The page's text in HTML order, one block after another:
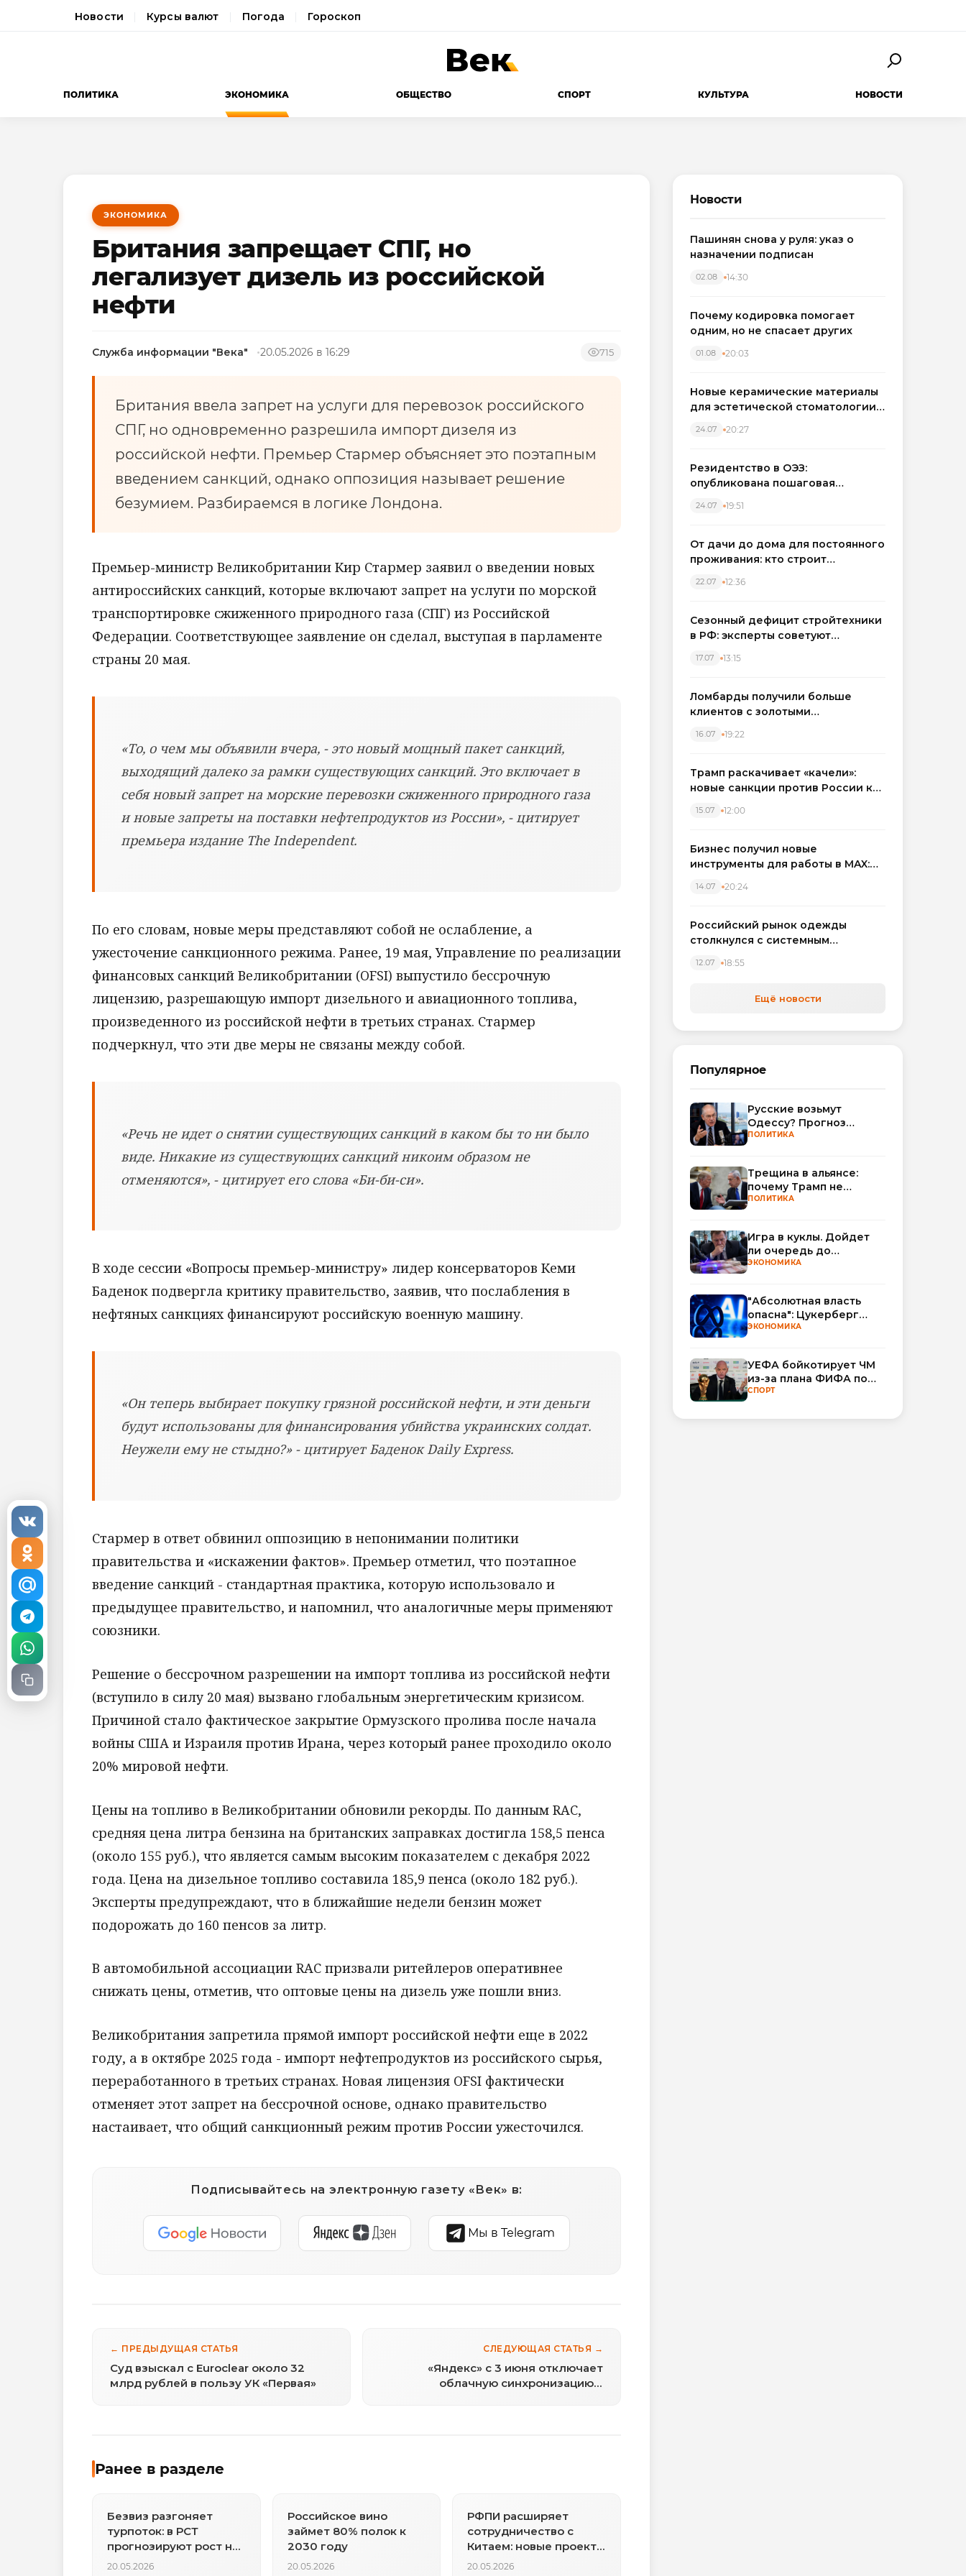
Новости Курсы валют Погода Гороскоп
ПОЛИТИКА ЭКОНОМИКА ОБЩЕСТВО СПОРТ КУЛЬТУРА НОВОСТИ
ЭКОНОМИКА
Британия запрещает СПГ, но
легализует дизель из российской
нефти
Служба информации "Века" 20.05.2026 в 16:29 715
Британия ввела запрет на услуги для перевозок российского
СПГ, но одновременно разрешила импорт дизеля из
российской нефти. Премьер Стармер объясняет это поэтапным
введением санкций, однако оппозиция называет решение
безумием. Разбираемся в логике Лондона.
Премьер-министр Великобритании Кир Стармер заявил о введении новых
антироссийских санкций, которые включают запрет на услуги по морской
транспортировке сжиженного природного газа (СПГ) из Российской
Федерации. Соответствующее заявление он сделал, выступая в парламенте
страны 20 мая.
«То, о чем мы объявили вчера, - это новый мощный пакет санкций,
выходящий далеко за рамки существующих санкций. Это включает в
себя новый запрет на морские перевозки сжиженного природного газа
и новые запреты на поставки нефтепродуктов из России», - цитирует
премьера издание The Independent.
По его словам, новые меры представляют собой не ослабление, а
ужесточение санкционного режима. Ранее, 19 мая, Управление по реализации
финансовых санкций Великобритании (OFSI) выпустило бессрочную
лицензию, разрешающую импорт дизельного и авиационного топлива,
произведенного из российской нефти в третьих странах. Стармер
подчеркнул, что эти две меры не связаны между собой.
«Речь не идет о снятии существующих санкций в каком бы то ни было
виде. Никакие из существующих санкций никоим образом не
отменяются», - цитирует его слова «Би-би-си».
В ходе сессии «Вопросы премьер-министру» лидер консерваторов Кеми
Баденок подвергла критику правительство, заявив, что послабления в
нефтяных санкциях финансируют российскую военную машину.
«Он теперь выбирает покупку грязной российской нефти, и эти деньги
будут использованы для финансирования убийства украинских солдат.
Неужели ему не стыдно?» - цитирует Баденок Daily Express.
Стармер в ответ обвинил оппозицию в непонимании политики
правительства и «искажении фактов». Премьер отметил, что поэтапное
введение санкций - стандартная практика, которую использовало и
предыдущее правительство, и напомнил, что аналогичные меры применяют
союзники.
Решение о бессрочном разрешении на импорт топлива из российской нефти
(вступило в силу 20 мая) вызвано глобальным энергетическим кризисом.
Причиной стало фактическое закрытие Ормузского пролива после начала
войны США и Израиля против Ирана, через который ранее проходило около
20% мировой нефти.
Цены на топливо в Великобритании обновили рекорды. По данным RAC,
средняя цена литра бензина на британских заправках достигла 158,5 пенса
(около 155 руб.), что является самым высоким показателем с декабря 2022
года. Цена на дизельное топливо составила 185,9 пенса (около 182 руб.).
Эксперты предупреждают, что в ближайшие недели бензин может
подорожать до 160 пенсов за литр.
В автомобильной ассоциации RAC призвали ритейлеров оперативнее
снижать цены, отметив, что оптовые цены на дизель уже пошли вниз.
Великобритания запретила прямой импорт российской нефти еще в 2022
году, а в октябре 2025 года - импорт нефтепродуктов из российского сырья,
переработанного в третьих странах. Новая лицензия OFSI фактически
отменяет этот запрет на бессрочной основе, однако правительство
настаивает, что общий санкционный режим против России ужесточился.
Подписывайтесь на электронную газету «Век» в:
Мы в Telegram
← ПРЕДЫДУЩАЯ СТАТЬЯ
Суд взыскал с Euroclear около 32
млрд рублей в пользу УК «Первая»
СЛЕДУЮЩАЯ СТАТЬЯ →
«Яндекс» с 3 июня отключает
облачную синхронизацию в
Ранее в разделе
Безвиз разгоняет
турпоток: в РСТ
прогнозируют рост на
40%
20.05.2026
Российское вино
займет 80% полок к
2030 году
20.05.2026
РФПИ расширяет
сотрудничество с
Китаем: новые проекты
и космос
20.05.2026
Новости
Пашинян снова у руля: указ о
назначении подписан
02.08 14:30
Почему кодировка помогает
одним, но не спасает других
01.08 20:03
Новые керамические материалы
для эстетической стоматологии
24.07 20:27
Резидентство в ОЭЗ:
опубликована пошаговая
налоговых льгот для инвесторов
24.07 19:51
От дачи до дома для постоянного
проживания: кто строит
Западном регионе
22.07 12:36
Сезонный дефицит стройтехники
в РФ: эксперты советуют
17.07 13:15
Ломбарды получили больше
клиентов с золотыми
вырос на фоне подорожания
16.07 19:22
Трамп раскачивает «качели»:
новые санкции против России как
15.07 12:00
Бизнес получил новые
инструменты для работы в MAX:
автоматизируют обработку
14.07 20:24
Российский рынок одежды
столкнулся с системным
12.07 18:55
Ещё новости
Популярное
Русские возьмут
Одессу? Прогноз
Миршаймера
ПОЛИТИКА
Трещина в альянсе:
почему Трамп не
поверил Нетаньяху по
ПОЛИТИКА
Игра в куклы. Дойдет
ли очередь до
Миллера?
ЭКОНОМИКА
"Абсолютная власть
опасна": Цукерберг
резко критикует OpenAI
ЭКОНОМИКА
УЕФА бойкотирует ЧМ
из-за плана ФИФА по
привлечению частных
СПОРТ